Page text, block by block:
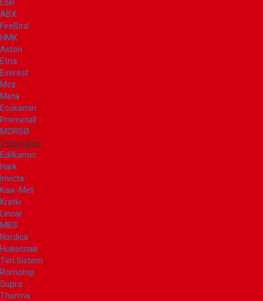
Loki
ABX
FireBird
НМК
Aston
Etna
Everest
Mcz
Meta
Ecokamin
Prometall
MORSØ
Термофор
Edilkamin
Hark
Invicta
Kaw-Met
Kratki
Lincar
MBS
Nordica
Новаслав
Tim Sistem
Romotop
Supra
Thorma